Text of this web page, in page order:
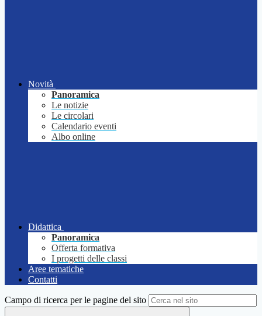
Novità
Panoramica
Le notizie
Le circolari
Calendario eventi
Albo online
Didattica
Panoramica
Offerta formativa
I progetti delle classi
Aree tematiche
Contatti
Campo di ricerca per le pagine del sito